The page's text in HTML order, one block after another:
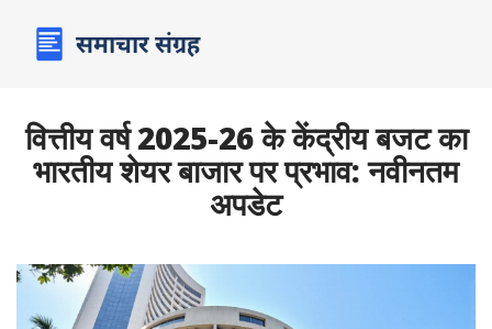
वित्तीय वर्ष 2025-26 के केंद्रीय बजट का
भारतीय शेयर बाजार पर प्रभाव: नवीनतम
अपडेट